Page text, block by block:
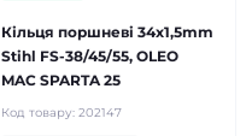
Кільця поршневі 34х1,5mm
Stihl FS-38/45/55, OLEO
MAC SPARTA 25
Код товару: 202147